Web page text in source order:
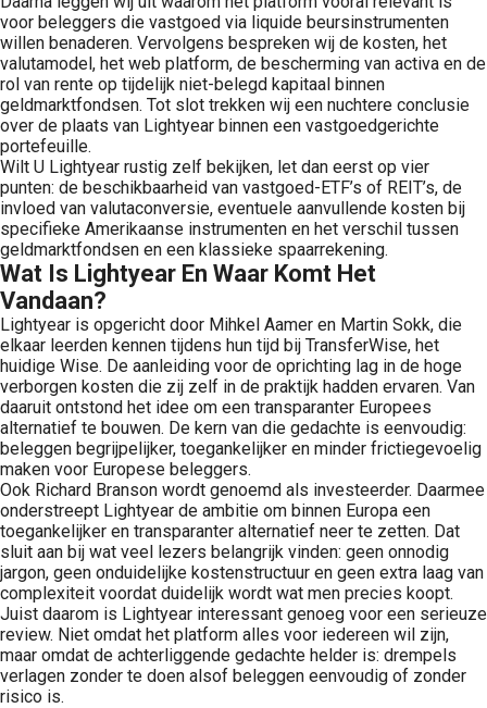
voor beleggers die vastgoed via liquide beursinstrumenten
willen benaderen. Vervolgens bespreken wij de kosten, het
valutamodel, het web platform, de bescherming van activa en de
rol van rente op tijdelijk niet-belegd kapitaal binnen
geldmarktfondsen. Tot slot trekken wij een nuchtere conclusie
over de plaats van Lightyear binnen een vastgoedgerichte
portefeuille.
Wilt U Lightyear rustig zelf bekijken, let dan eerst op vier
punten: de beschikbaarheid van vastgoed-ETF’s of REIT’s, de
invloed van valutaconversie, eventuele aanvullende kosten bij
specifieke Amerikaanse instrumenten en het verschil tussen
geldmarktfondsen en een klassieke spaarrekening.
Wat Is Lightyear En Waar Komt Het
Vandaan?
Lightyear is opgericht door Mihkel Aamer en Martin Sokk, die
elkaar leerden kennen tijdens hun tijd bij TransferWise, het
huidige Wise. De aanleiding voor de oprichting lag in de hoge
verborgen kosten die zij zelf in de praktijk hadden ervaren. Van
daaruit ontstond het idee om een transparanter Europees
alternatief te bouwen. De kern van die gedachte is eenvoudig:
beleggen begrijpelijker, toegankelijker en minder frictiegevoelig
maken voor Europese beleggers.
Ook Richard Branson wordt genoemd als investeerder. Daarmee
onderstreept Lightyear de ambitie om binnen Europa een
toegankelijker en transparanter alternatief neer te zetten. Dat
sluit aan bij wat veel lezers belangrijk vinden: geen onnodig
jargon, geen onduidelijke kostenstructuur en geen extra laag van
complexiteit voordat duidelijk wordt wat men precies koopt.
Juist daarom is Lightyear interessant genoeg voor een serieuze
review. Niet omdat het platform alles voor iedereen wil zijn,
maar omdat de achterliggende gedachte helder is: drempels
verlagen zonder te doen alsof beleggen eenvoudig of zonder
risico is.